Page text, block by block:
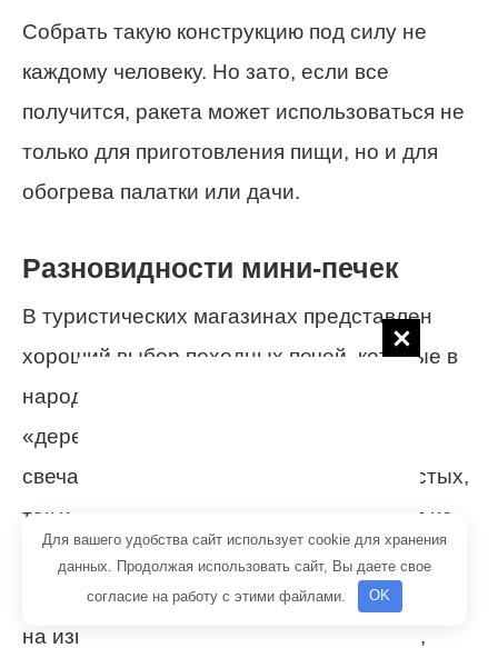
Собрать такую конструкцию под силу не
каждому человеку. Но зато, если все
получится, ракета может использоваться не
только для приготовления пищи, но и для
обогрева палатки или дачи.
Разновидности мини-печек
В туристических магазинах представлен
хороший выбор походных печей, которые в
народе называют «костер без костра»,
«деревянный примус» или «индейская
свеча». Существует множество как простых,
так и более сложных моделей, и каждая из
них имеет свои особенности. Например,
походная печь фирмыBushbox, несмотря
на известность и сложную конструкцию,
Для вашего удобства сайт использует cookie для хранения
данных. Продолжая использовать сайт, Вы даете свое
согласие на работу с этими файлами.
OK